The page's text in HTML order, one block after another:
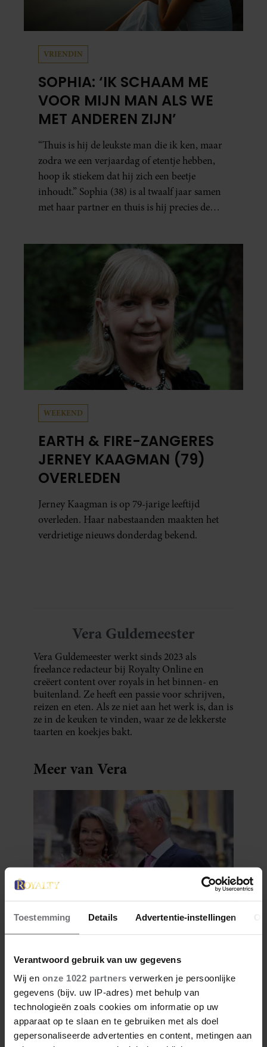
Toestemming Details Advertentie-instellingen
Verantwoord gebruik van uw gegevens
Wij en onze 1022 partners verwerken je persoonlijke
gegevens (bijv. uw IP-adres) met behulp van
technologieën zoals cookies om informatie op uw
apparaat op te slaan en te gebruiken met als doel
gepersonaliseerde advertenties en content, metingen aan
VRIENDIN
SOPHIA: ‘IK SCHAAM ME
VOOR MIJN MAN ALS WE
MET ANDEREN ZIJN’
“Thuis is hij de leukste man die ik ken, maar
zodra we een verjaardag of etentje hebben,
hoop ik stiekem dat hij zich een beetje
inhoudt.” Sophia (38) is al twaalf jaar samen
met haar partner en thuis is hij precies de
vaker schaamt zodra ze samen onder de
WEEKEND
EARTH & FIRE-ZANGERES
JERNEY KAAGMAN (79)
OVERLEDEN
Jerney Kaagman is op 79-jarige leeftijd
overleden. Haar nabestaanden maakten het
verdrietige nieuws donderdag bekend.
Vera Guldemeester
Vera Guldemeester werkt sinds 2023 als
freelance redacteur bij Royalty Online en
creëert content over royals in het binnen- en
buitenland. Ze heeft een passie voor schrijven,
reizen en eten. Als ze niet aan het werk is, dan is
ze in de keuken te vinden, waar ze de lekkerste
taarten en koekjes bakt.
Meer van Vera
1 augustus 2026
DIT IS DE FAVORIETE
ZOMERVAKANTIEPLEK VAN DE
BELGISCHE KONINKLIJKE
FAMILIE